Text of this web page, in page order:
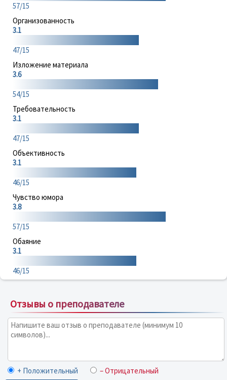
57/15
Организованность
3.1
47/15
Изложение материала
3.6
54/15
Требовательность
3.1
47/15
Объективность
3.1
46/15
Чувство юмора
3.8
57/15
Обаяние
3.1
46/15
Отзывы о преподавателе
+ Положительный – Отрицательный